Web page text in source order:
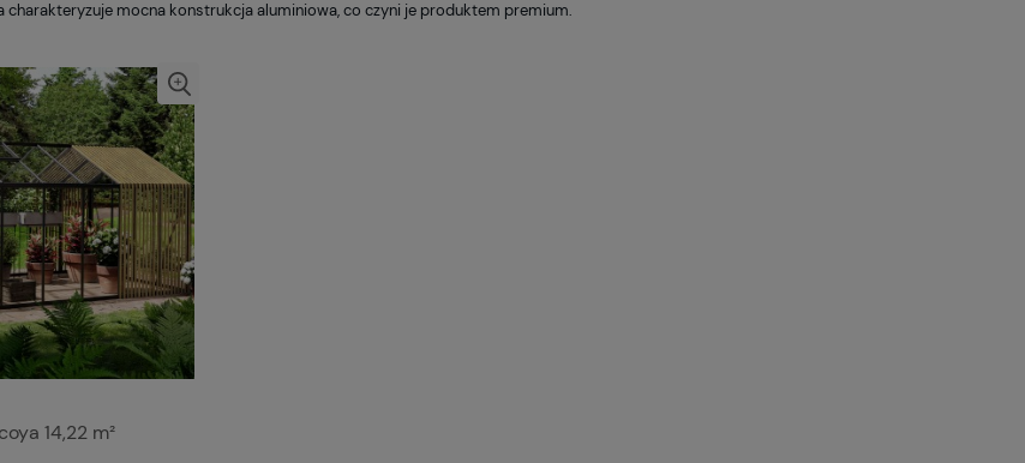
charakteryzuje mocna konstrukcja aluminiowa, co czyni je produktem premium.
14,22 m²